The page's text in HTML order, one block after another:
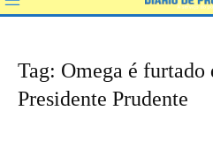
Tag: Omega é furtado
Presidente Prudente